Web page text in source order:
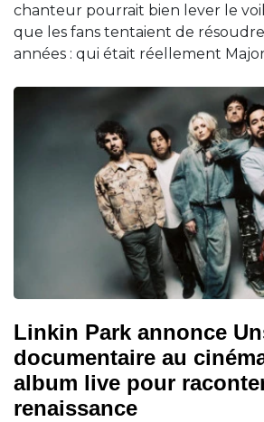
chanteur pourrait bien lever le
que les fans tentaient de
années : qui était réellement
Linkin Park annonce
documentaire au
album live pour
renaissance